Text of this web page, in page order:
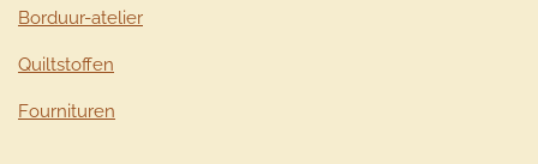
Borduur-atelier
Quiltstoffen
Fournituren